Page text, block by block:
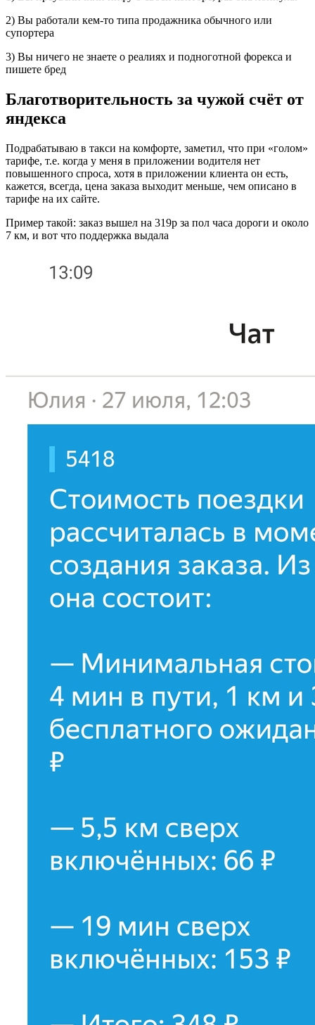
2) Вы работали кем-то типа продажника обычного или
супортера
3) Вы ничего не знаете о реалиях и подноготной форекса и
пишете бред
Благотворительность за чужой счёт от
яндекса
Подрабатываю в такси на комфорте, заметил, что при «голом»
тарифе, т.е. когда у меня в приложении водителя нет
повышенного спроса, хотя в приложении клиента он есть,
кажется, всегда, цена заказа выходит меньше, чем описано в
тарифе на их сайте.
Пример такой: заказ вышел на 319р за пол часа дороги и около
7 км, и вот что поддержка выдала